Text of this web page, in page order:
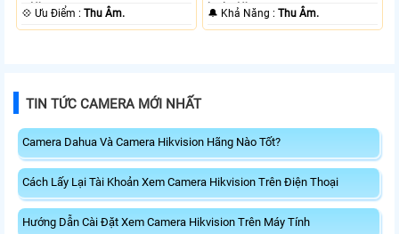
+ Nhựa.
️💠 Ưu Điểm :Thu Âm.
loại + Nhựa.
️🔔 Khả Năng :Thu Âm.
TIN TỨC CAMERA MỚI NHẤT
Camera Dahua Và Camera Hikvision Hãng Nào Tốt?
Cách Lấy Lại Tài Khoản Xem Camera Hikvision Trên Điện Thoại
Hướng Dẫn Cài Đặt Xem Camera Hikvision Trên Máy Tính